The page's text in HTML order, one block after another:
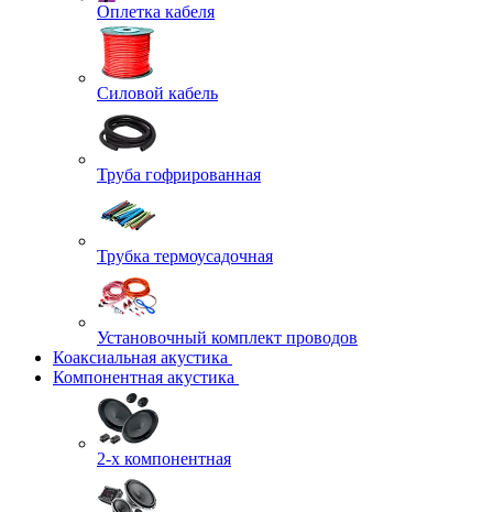
Оплетка кабеля
Силовой кабель
Труба гофрированная
Трубка термоусадочная
Установочный комплект проводов
Коаксиальная акустика
Компонентная акустика
2-х компонентная